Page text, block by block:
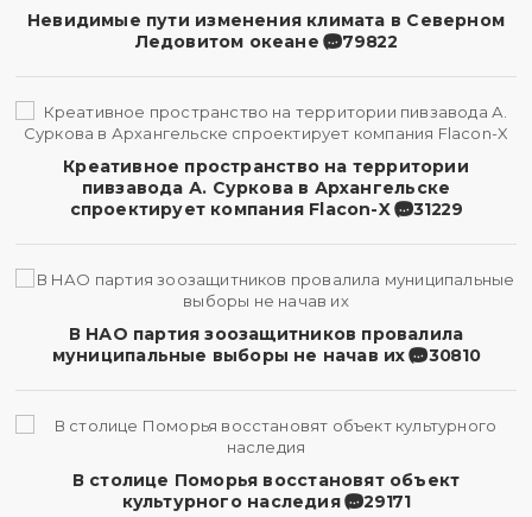
Невидимые пути изменения климата в Северном
Ледовитом океане
79822
Креативное пространство на территории
пивзавода А. Суркова в Архангельске
спроектирует компания Flacon-X
31229
В НАО партия зоозащитников провалила
муниципальные выборы не начав их
30810
В столице Поморья восстановят объект
культурного наследия
29171